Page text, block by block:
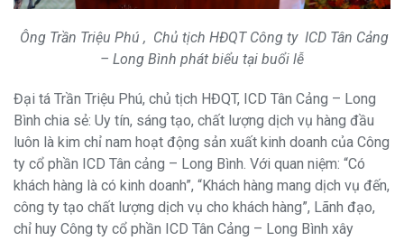
Ông Trần Triệu Phú , Chủ tịch HĐQT Công ty ICD Tân Cảng
– Long Bình phát biểu tại buổi lễ
Đại tá Trần Triệu Phú, chủ tịch HĐQT, ICD Tân Cảng – Long
Bình chia sẻ: Uy tín, sáng tạo, chất lượng dịch vụ hàng đầu
luôn là kim chỉ nam hoạt động sản xuất kinh doanh của Công
ty cổ phần ICD Tân cảng – Long Bình. Với quan niệm: “Có
khách hàng là có kinh doanh”, “Khách hàng mang dịch vụ đến,
công ty tạo chất lượng dịch vụ cho khách hàng”, Lãnh đạo,
chỉ huy Công ty cổ phần ICD Tân Cảng – Long Bình xây